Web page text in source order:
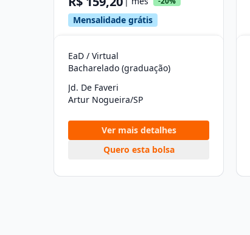
Mensalidade grátis
EaD / Virtual
Bacharelado (graduação)
Jd. De Faveri
Artur Nogueira/SP
Ver mais detalhes
Quero esta bolsa